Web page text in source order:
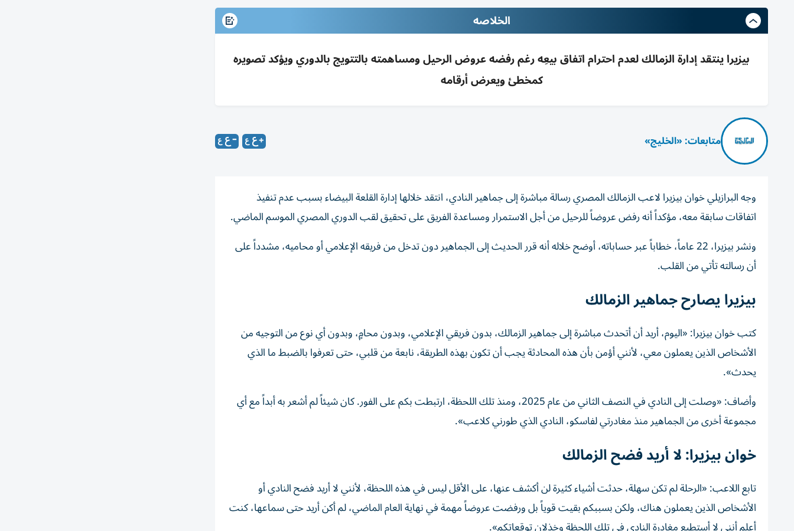
الخلاصه
بيزيرا ينتقد إدارة الزمالك لعدم احترام اتفاق بيعِه رغم رفضه عروض الرحيل ومساهمته بالتتويج بالدوري ويؤكد تصويره
كمخطئ ويعرض أرقامه
متابعات: «الخليج»
وجه البرازيلي خوان بيزيرا لاعب الزمالك المصري رسالة مباشرة إلى جماهير النادي، انتقد خلالها إدارة القلعة البيضاء بسبب عدم تنفيذ
اتفاقات سابقة معه، مؤكداً أنه رفض عروضاً للرحيل من أجل الاستمرار ومساعدة الفريق على تحقيق لقب الدوري المصري الموسم الماضي.
ونشر بيزيرا، 22 عاماً، خطاباً عبر حساباته، أوضح خلاله أنه قرر الحديث إلى الجماهير دون تدخل من فريقه الإعلامي أو محاميه، مشدداً على
أن رسالته تأتي من القلب.
بيزيرا يصارح جماهير الزمالك
كتب خوان بيزيرا: «اليوم، أريد أن أتحدث مباشرة إلى جماهير الزمالك، بدون فريقي الإعلامي، وبدون محامٍ، وبدون أي نوع من التوجيه من
الأشخاص الذين يعملون معي، لأنني أؤمن بأن هذه المحادثة يجب أن تكون بهذه الطريقة، نابعة من قلبي، حتى تعرفوا بالضبط ما الذي
يحدث».
وأضاف: «وصلت إلى النادي في النصف الثاني من عام 2025، ومنذ تلك اللحظة، ارتبطت بكم على الفور. كان شيئاً لم أشعر به أبداً مع أي
مجموعة أخرى من الجماهير منذ مغادرتي لفاسكو، النادي الذي طورني كلاعب».
خوان بيزيرا: لا أريد فضح الزمالك
تابع اللاعب: «الرحلة لم تكن سهلة، حدثت أشياء كثيرة لن أكشف عنها، على الأقل ليس في هذه اللحظة، لأنني لا أريد فضح النادي أو
الأشخاص الذين يعملون هناك، ولكن بسببكم بقيت قوياً بل ورفضت عروضاً مهمة في نهاية العام الماضي، لم أكن أريد حتى سماعها، كنت